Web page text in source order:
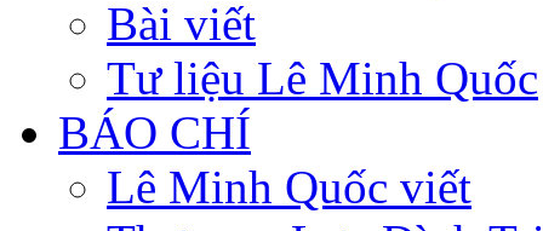
Bài viết
Tư liệu Lê Minh Quốc
BÁO CHÍ
Lê Minh Quốc viết